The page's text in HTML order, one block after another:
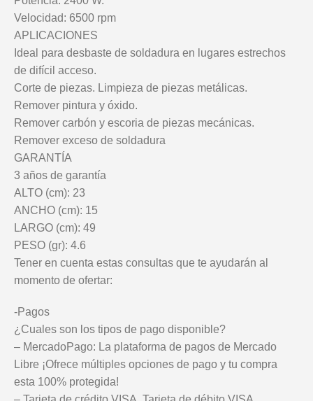
Velocidad: 6500 rpm
APLICACIONES
Ideal para desbaste de soldadura en lugares estrechos
de difícil acceso.
Corte de piezas. Limpieza de piezas metálicas.
Remover pintura y óxido.
Remover carbón y escoria de piezas mecánicas.
Remover exceso de soldadura
GARANTÍA
3 años de garantía
ALTO (cm): 23
ANCHO (cm): 15
LARGO (cm): 49
PESO (gr): 4.6
Tener en cuenta estas consultas que te ayudarán al
momento de ofertar:
-Pagos
¿Cuales son los tipos de pago disponible?
– MercadoPago: La plataforma de pagos de Mercado
Libre ¡Ofrece múltiples opciones de pago y tu compra
esta 100% protegida!